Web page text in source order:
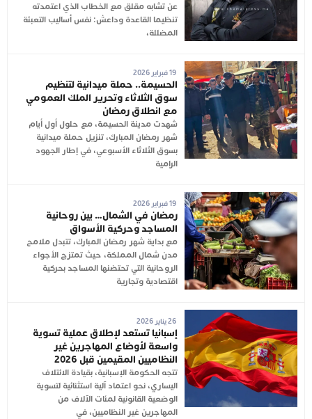
عن تشابه مقلق مع الخطاب الذي اعتمدته
تنظيما القاعدة وداعش: نفس أساليب التعبئة
المضللة،
19 فبراير 2026
الحسيمة.. حملة ميدانية لتنظيم
سوق الثلاثاء وتحرير الملك العمومي
مع انطلاق رمضان
شهدت مدينة الحسيمة، مع حلول أول أيام
شهر رمضان المبارك، تنزيل حملة ميدانية
بسوق الثلاثاء الأسبوعي، في إطار الجهود
الرامية
19 فبراير 2026
رمضان في الشمال… بين روحانية
المساجد وحركية الأسواق
مع بداية شهر رمضان المبارك، تتبدل ملامح
مدن شمال المملكة، حيث تمتزج الأجواء
الروحانية التي تحتضنها المساجد بحركية
اقتصادية وتجارية
26 يناير 2026
إسبانيا تستعد لإطلاق عملية تسوية
واسعة لأوضاع المهاجرين غير
النظاميين المقيمين قبل 2026
تتجه الحكومة الإسبانية، بقيادة الائتلاف
اليساري، نحو اعتماد آلية استثنائية لتسوية
الوضعية القانونية لمئات الآلاف من
المهاجرين غير النظاميين، في